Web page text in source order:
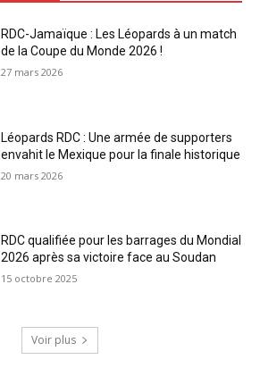
RDC-Jamaïque : Les Léopards à un match
de la Coupe du Monde 2026 !
27 mars 2026
Léopards RDC : Une armée de supporters
envahit le Mexique pour la finale historique
20 mars 2026
RDC qualifiée pour les barrages du Mondial
2026 après sa victoire face au Soudan
15 octobre 2025
Voir plus